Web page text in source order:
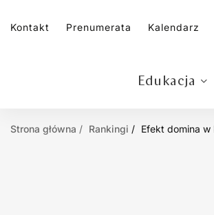
Kontakt Prenumerata Kalendarz
Edukacja
Strona główna Rankingi Efekt domina